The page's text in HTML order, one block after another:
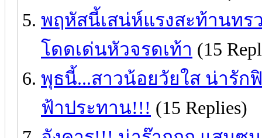
พฤหัสนี้เสน่ห์แรงสะท้านทร
โดดเด่นหัวจรดเท้า (15
พุธนี้...สาวน้อยวัยใส น่ารัก
ฟ้าประทาน!!! (15 Replies)